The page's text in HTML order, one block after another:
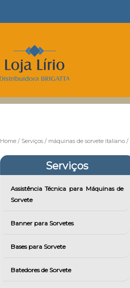
Home Serviços máquinas de sorvete italiano
Serviços
Assistência Técnica para Máquinas de
Sorvete
Banner para Sorvetes
Bases para Sorvete
Batedores de Sorvete